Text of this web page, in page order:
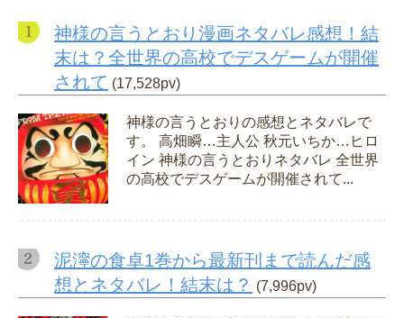
神様の言うとおり漫画ネタバレ感想！結
末は？全世界の高校でデスゲームが開催
されて (17,528pv)
神様の言うとおりの感想とネタバレで
す。 高畑瞬…主人公 秋元いちか…ヒロ
イン 神様の言うとおりネタバレ 全世界
の高校でデスゲームが開催されて...
泥濘の食卓1巻から最新刊まで読んだ感
想とネタバレ！結末は？ (7,996pv)